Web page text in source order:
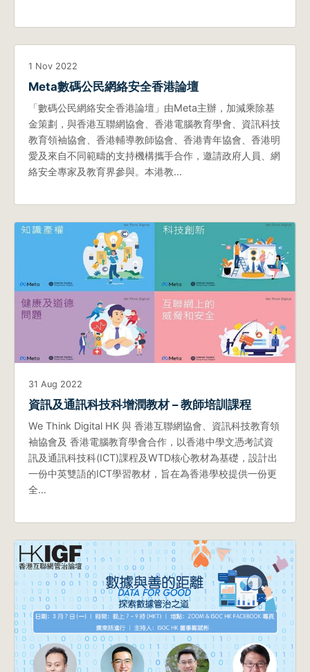
1 Nov 2022
Meta數碼公民網絡安全香港論壇
「數碼公民網絡安全香港論壇」由Meta主辦，加減乘除基
金策劃，與香港互聯網協會、香港電腦教育學會、資訊科技
教育領袖協會、香港輔導教師協會、香港青年協會、香港明
愛及來自不同範疇的支持機構攜手合作，邀請政府人員、網
絡安全專家及教育界參與。本港教…
31 Aug 2022
資訊及通訊科技科增潤教材 – 教師培訓課程
We Think Digital HK 與 香港互聯網協會、資訊科技教育領
袖協會及 香港電腦教育學會合作，以香港中學文憑考試資
訊及通訊科技科(ICT)課程及WTD核心教材為基礎，設計出
一份中英雙語的ICT學習教材，旨在為香港學校提供一份更
全…